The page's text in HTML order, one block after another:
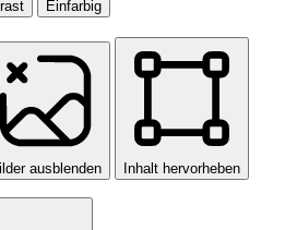
Einfarbig
ausblenden Inhalt hervorheben